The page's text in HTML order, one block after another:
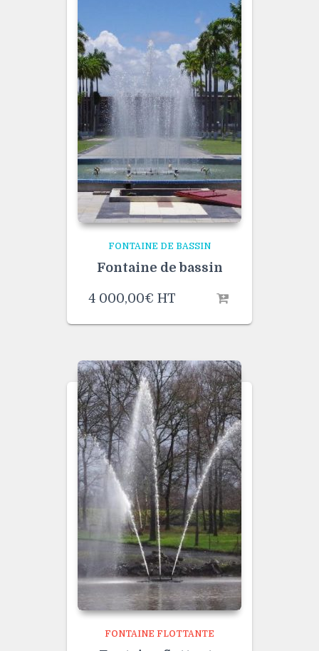
FONTAINE DE BASSIN
Fontaine de bassin
4 000,00€ HT
FONTAINE FLOTTANTE